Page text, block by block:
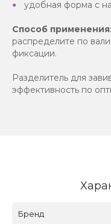
удобная форма с
Способ применения
распределите по
фиксации.
Разделитель для
эффективность по
Бренд